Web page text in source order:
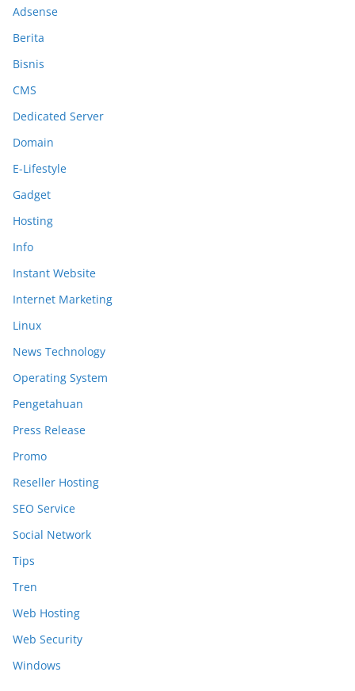
Adsense
Berita
Bisnis
CMS
Dedicated Server
Domain
E-Lifestyle
Gadget
Hosting
Info
Instant Website
Internet Marketing
Linux
News Technology
Operating System
Pengetahuan
Press Release
Promo
Reseller Hosting
SEO Service
Social Network
Tips
Tren
Web Hosting
Web Security
Windows